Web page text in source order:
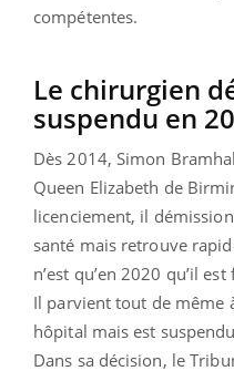
compétentes.
Le chirurgien
suspendu en
Dès 2014, Simon
Queen Elizabeth de
licenciement, il
santé mais retrouve
n’est qu’en 2020 qu’il
Il parvient tout de même
hôpital mais est
Dans sa décision, le